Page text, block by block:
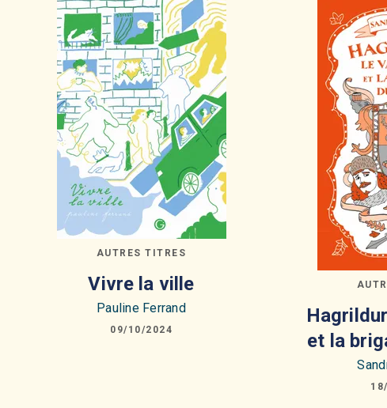
AUTRES TITRES
Vivre la ville
Pauline Ferrand
09/10/2024
et la